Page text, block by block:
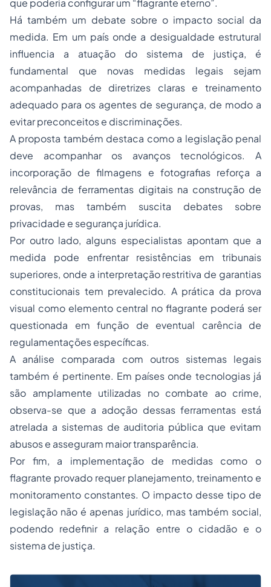
que poderia configurar um “flagrante eterno”.
Há também um debate sobre o impacto social da
medida. Em um país onde a desigualdade estrutural
influencia a atuação do sistema de justiça, é
fundamental que novas medidas legais sejam
acompanhadas de diretrizes claras e treinamento
adequado para os agentes de segurança, de modo a
evitar preconceitos e discriminações.
A proposta também destaca como a legislação penal
deve acompanhar os avanços tecnológicos. A
incorporação de filmagens e fotografias reforça a
relevância de ferramentas digitais na construção de
provas, mas também suscita debates sobre
privacidade e segurança jurídica.
Por outro lado, alguns especialistas apontam que a
medida pode enfrentar resistências em tribunais
superiores, onde a interpretação restritiva de garantias
constitucionais tem prevalecido. A prática da prova
visual como elemento central no flagrante poderá ser
questionada em função de eventual carência de
regulamentações específicas.
A análise comparada com outros sistemas legais
também é pertinente. Em países onde tecnologias já
são amplamente utilizadas no combate ao crime,
observa-se que a adoção dessas ferramentas está
atrelada a sistemas de auditoria pública que evitam
abusos e asseguram maior transparência.
Por fim, a implementação de medidas como o
flagrante provado requer planejamento, treinamento e
monitoramento constantes. O impacto desse tipo de
legislação não é apenas jurídico, mas também social,
podendo redefinir a relação entre o cidadão e o
sistema de justiça.